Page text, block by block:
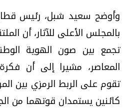
وأوضح سعيد شبل، رئيس
بالمجلس الأعلى للآثار، أن
تجمع بين صون الهوية
المعاصر، مشيرا إلى أن
تقوم على الربط الرمزي بين
كائنين يستمدان قوتهما من